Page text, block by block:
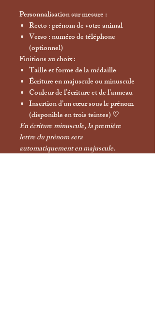
Personnalisation sur mesure :
Recto: prénom de votre animal
Verso: numéro de téléphone
(optionnel)
Finitions au choix :
Taille et forme de la médaille
Écriture en majuscule ou minuscule
Couleur de l’écriture et de l’anneau
Insertion d’uncœursous le prénom
(disponible en trois teintes) ♡
En écriture minuscule, la première
lettre du prénom sera
automatiquement en majuscule.